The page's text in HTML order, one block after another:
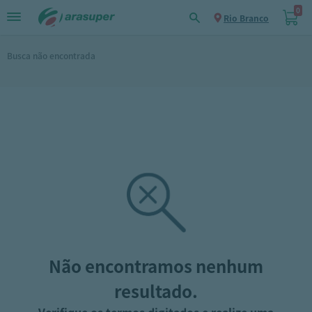
Rio Branco
0
Busca não encontrada
Não encontramos nenhum
resultado.